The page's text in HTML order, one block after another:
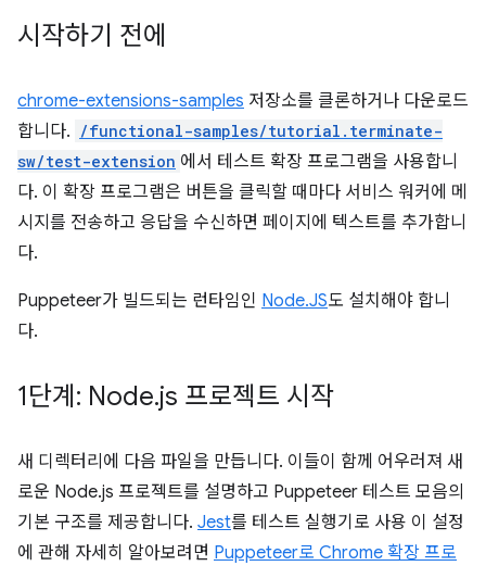
시작하기 전에
chrome-extensions-samples 저장소를 클론하거나 다운로드
합니다. /functional-samples/tutorial.terminate-
sw/test-extension 에서 테스트 확장 프로그램을 사용합니
다. 이 확장 프로그램은 버튼을 클릭할 때마다 서비스 워커에 메
시지를 전송하고 응답을 수신하면 페이지에 텍스트를 추가합니
다.
Puppeteer가 빌드되는 런타임인 Node.JS도 설치해야 합니
다.
1단계: Node.js 프로젝트 시작
새 디렉터리에 다음 파일을 만듭니다. 이들이 함께 어우러져 새
로운 Node.js 프로젝트를 설명하고 Puppeteer 테스트 모음의
기본 구조를 제공합니다. Jest를 테스트 실행기로 사용 이 설정
에 관해 자세히 알아보려면 Puppeteer로 Chrome 확장 프로